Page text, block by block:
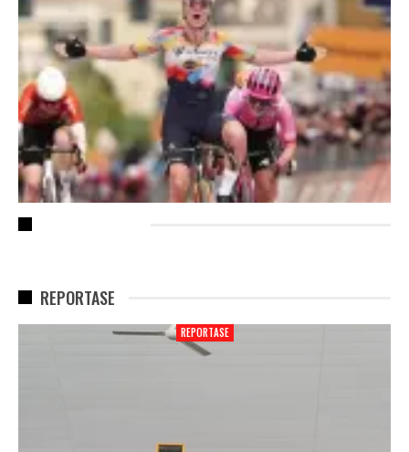
REPORTASE
REPORTASE